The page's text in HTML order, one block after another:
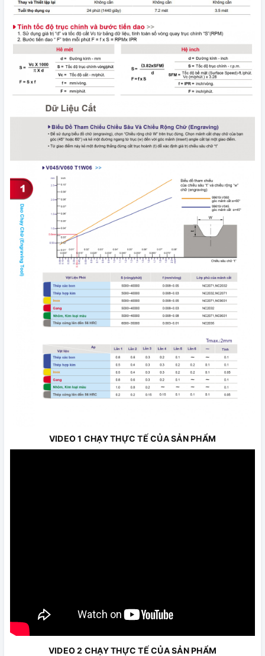
VIDEO 1 CHẠY THỰC TẾ CỦA SẢN PHẨM
VIDEO 2 CHẠY THỰC TẾ CỦA SẢN PHẨM